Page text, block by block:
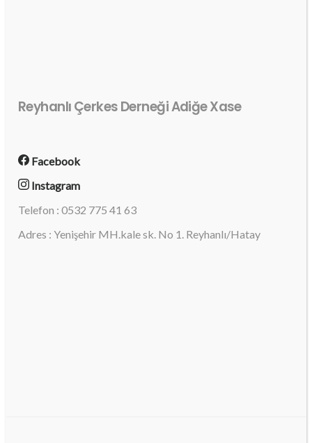
Reyhanlı Çerkes Derneği Adiğe Xase
Facebook
Instagram
Telefon : 0532 775 41 63
Adres : Yenişehir MH.kale sk. No 1. Reyhanlı/Hatay